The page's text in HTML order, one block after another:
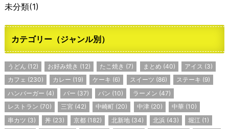
未分類(1)
カテゴリー（ジャンル別）
うどん (12) お好み焼き (12) たこ焼き (7) まとめ (40) アイス (3)
カフェ (230) カレー (19) ケーキ (6) スイーツ (86) ステーキ (9)
ハンバーガー (4) バー (37) パン (10) ラーメン (47)
レストラン (70) 三宮 (42) 中崎町 (20) 中津(20) 中華(10)
串カツ (3) 丼 (23) 京都 (182) 北新地(34) 北浜(43) 堀江 (1)